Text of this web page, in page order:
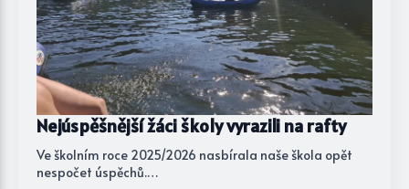
Nejúspěšnější žáci školy vyrazili na rafty
Ve školním roce 2025/2026 nasbírala naše škola opět
nespočet úspěchů.…